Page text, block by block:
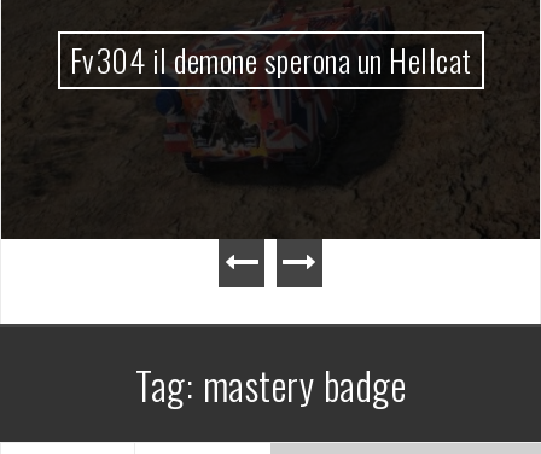
Fv304 il demone sperona un Hellcat
Tag: mastery badge